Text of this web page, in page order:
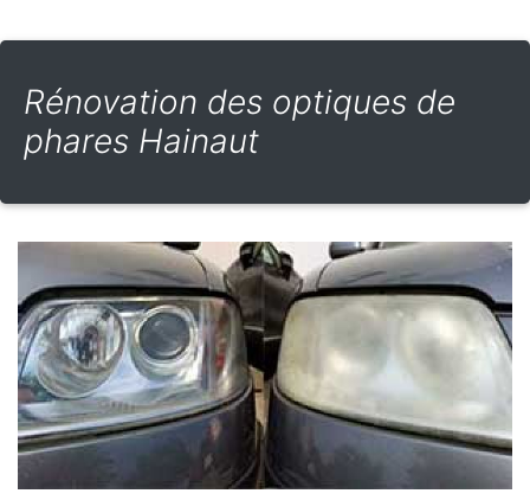
Rénovation des optiques de
phares Hainaut